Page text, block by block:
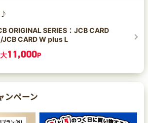
♪
ORIGINAL SERIES：JCB CARD
JCB CARD W plus L
11,000P
ンペーン